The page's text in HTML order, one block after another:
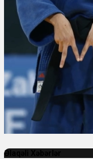
Əlaqəli Xəbərlər